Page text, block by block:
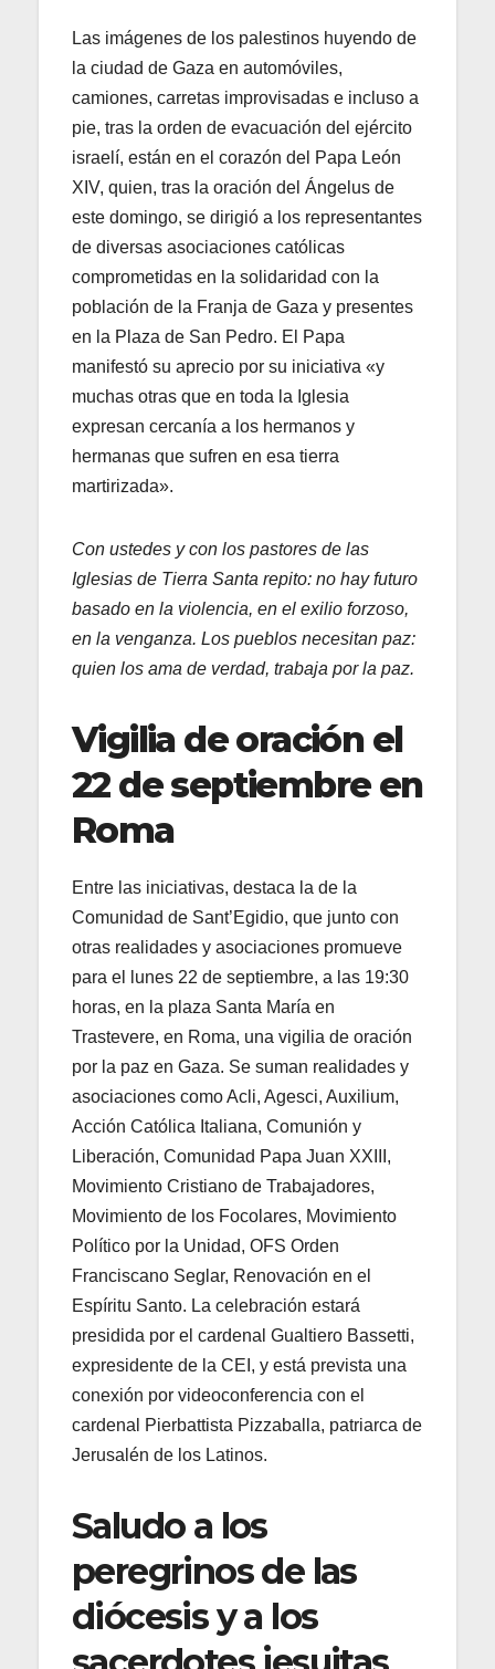
Las imágenes de los palestinos huyendo de
la ciudad de Gaza en automóviles,
camiones, carretas improvisadas e incluso a
pie, tras la orden de evacuación del ejército
israelí, están en el corazón del Papa León
XIV, quien, tras la oración del Ángelus de
este domingo, se dirigió a los representantes
de diversas asociaciones católicas
comprometidas en la solidaridad con la
población de la Franja de Gaza y presentes
en la Plaza de San Pedro. El Papa
manifestó su aprecio por su iniciativa «y
muchas otras que en toda la Iglesia
expresan cercanía a los hermanos y
hermanas que sufren en esa tierra
martirizada».
Con ustedes y con los pastores de las
Iglesias de Tierra Santa repito: no hay futuro
basado en la violencia, en el exilio forzoso,
en la venganza. Los pueblos necesitan paz:
quien los ama de verdad, trabaja por la paz.
Vigilia de oración el
22 de septiembre en
Roma
Entre las iniciativas, destaca la de la
Comunidad de Sant’Egidio, que junto con
otras realidades y asociaciones promueve
para el lunes 22 de septiembre, a las 19:30
horas, en la plaza Santa María en
Trastevere, en Roma, una vigilia de oración
por la paz en Gaza. Se suman realidades y
asociaciones como Acli, Agesci, Auxilium,
Acción Católica Italiana, Comunión y
Liberación, Comunidad Papa Juan XXIII,
Movimiento Cristiano de Trabajadores,
Movimiento de los Focolares, Movimiento
Político por la Unidad, OFS Orden
Franciscano Seglar, Renovación en el
Espíritu Santo. La celebración estará
presidida por el cardenal Gualtiero Bassetti,
expresidente de la CEI, y está prevista una
conexión por videoconferencia con el
cardenal Pierbattista Pizzaballa, patriarca de
Jerusalén de los Latinos.
Saludo a los
peregrinos de las
diócesis y a los